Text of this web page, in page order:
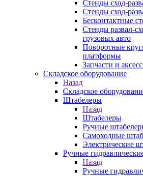
Стенды сход-
Стенды сход-
Бесконтактные
Стенды развал-
грузовых авто
Поворотные
платформы
Запчасти и
Складское оборудование
Назад
Складское
Штабелеры
Назад
Штабелеры
Ручные
Самоходные
Электрические
Ручные
Назад
Ручные